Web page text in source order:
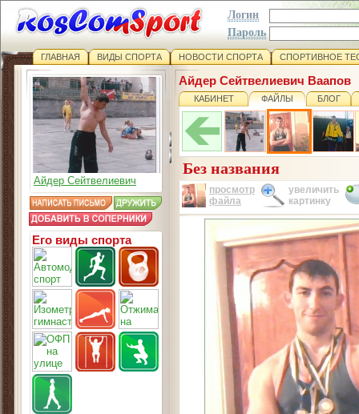
Логин
Пароль
ГЛАВНАЯ ВИДЫ СПОРТА НОВОСТИ СПОРТА СПОРТИВНОЕ
Айдер Сейтвелиевич
Его виды спорта
Айдер Сейтвелиевич Ваапов
КАБИНЕТ ФАЙЛЫ БЛОГ
Без названия
просмотр
файла
увеличить
картинку